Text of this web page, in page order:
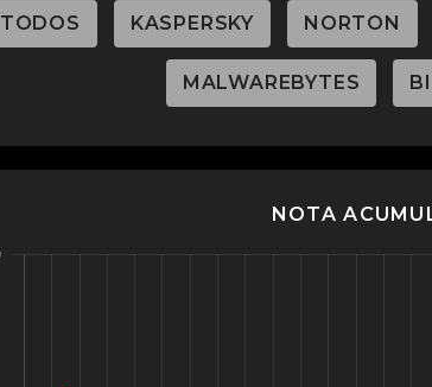
TODOS KASPERSKY NORTON
MALWAREBYTES
NOTA